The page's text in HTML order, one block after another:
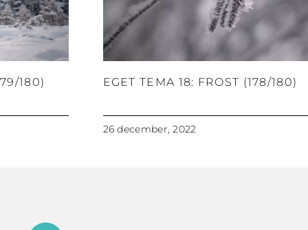
180) EGET TEMA 18: FROST (178/180)
26 december, 2022